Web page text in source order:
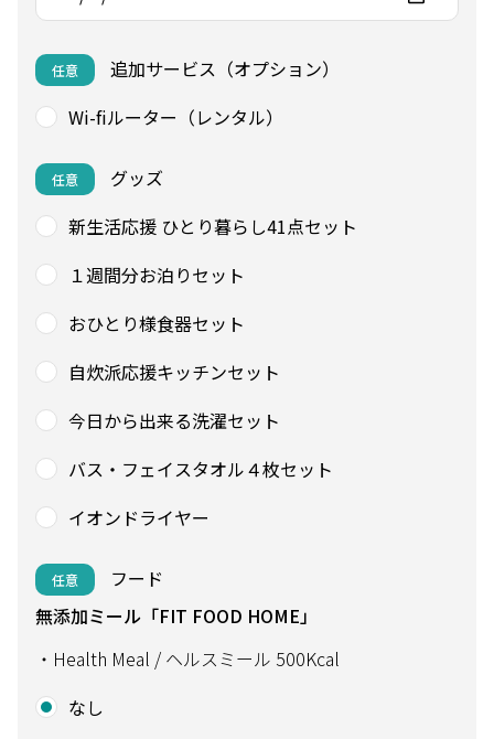
任意
追加サービス（オプション）
Wi-fiルーター（レンタル）
任意
グッズ
新生活応援 ひとり暮らし41点セット
１週間分お泊りセット
おひとり様食器セット
自炊派応援キッチンセット
今日から出来る洗濯セット
バス・フェイスタオル４枚セット
イオンドライヤー
任意
フード
無添加ミール「FIT FOOD HOME」
・Health Meal / ヘルスミール 500Kcal
なし